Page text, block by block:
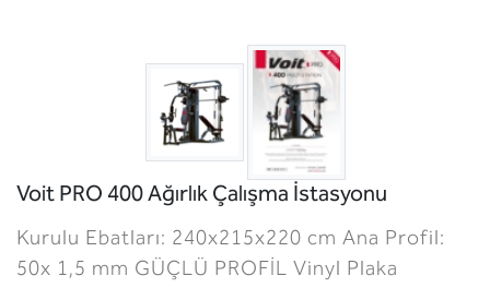
Voit PRO 400 Ağırlık Çalışma İstasyonu
Kurulu Ebatları: 240x215x220 cm Ana Profil:
50x 1,5 mm GÜÇLÜ PROFİL Vinyl Plaka